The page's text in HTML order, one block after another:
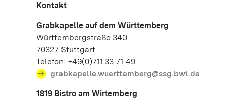
Kontakt
Grabkapelle auf dem Württemberg
Württembergstraße 340
70327 Stuttgart
Telefon: +49(0)711.33 71 49
grabkapelle.wuerttemberg@ssg.bwl.de
1819 Bistro am Wirtemberg